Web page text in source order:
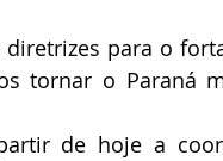
para o
tornar o Paraná
de hoje a